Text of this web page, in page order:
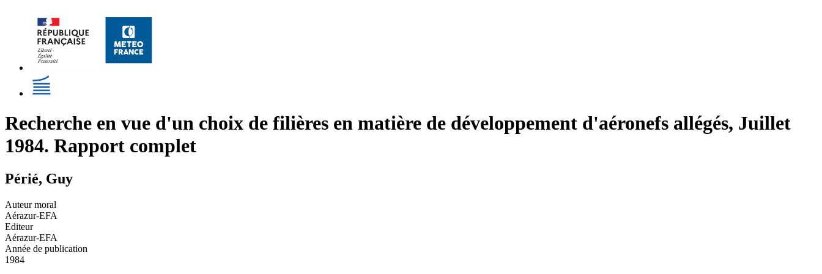
Recherche en vue d'un choix de filières en matière de développement d'aéronefs allégés, Juillet
1984. Rapport complet
Périé, Guy
Auteur moral
Aérazur-EFA
Editeur
Aérazur-EFA
Année de publication
1984